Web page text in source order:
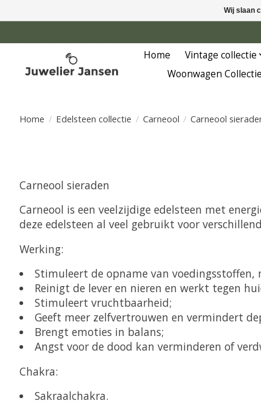
Home Vintage collectie
Woonwagen Collectie
Home / Edelsteen collectie / Carneool / Carneool
Carneool sieraden
Carneool is een veelzijdige edelsteen met
deze edelsteen al veel gebruikt voor
Werking:
Stimuleert de opname van voedingsstoffen,
Reinigt de lever en nieren en werkt tegen
Stimuleert vruchtbaarheid;
Geeft meer zelfvertrouwen en vermindert
Brengt emoties in balans;
Angst voor de dood kan verminderen of
Chakra:
Sakraalchakra.
Wij slaan